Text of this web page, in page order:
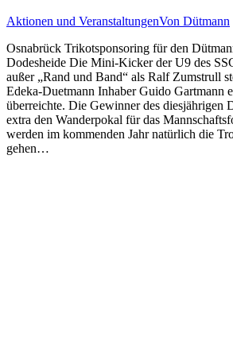
Aktionen und VeranstaltungenVon Dütmann
Osnabrück Trikotsponsoring für den
Dodesheide Die Mini-Kicker der U9 des
außer „Rand und Band“ als Ralf Zumstrull
Edeka-Duetmann Inhaber Guido Gartmann
überreichte. Die Gewinner des diesjährigen
extra den Wanderpokal für das
werden im kommenden Jahr natürlich die
gehen…